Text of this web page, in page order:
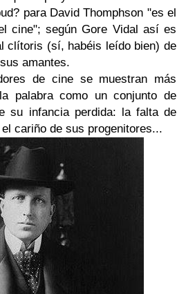
? para David Thomphson "es el
cine"; según Gore Vidal así es
clítoris (sí, habéis leído bien) de
amantes.
de cine se muestran más
palabra como un conjunto de
su infancia perdida: la falta de
cariño de sus progenitores...